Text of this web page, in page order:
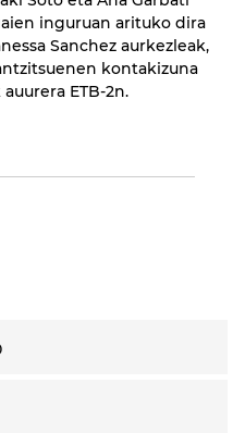
inguruan arituko dira
Sanchez aurkezleak,
kontakizuna
ETB-2n.